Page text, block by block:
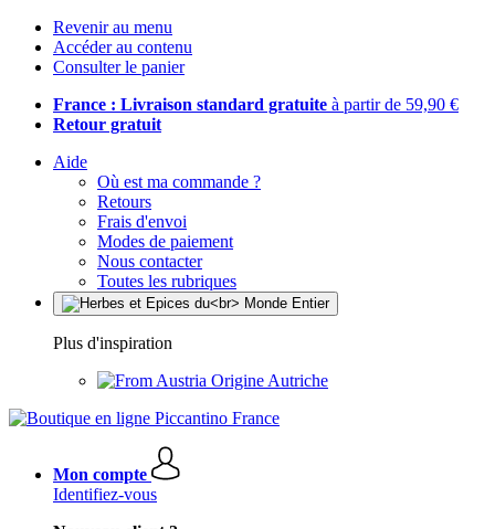
Revenir au menu
Accéder au contenu
Consulter le panier
France : Livraison standard gratuite à partir de 59,90 €
Retour gratuit
Aide
Où est ma commande ?
Retours
Frais d'envoi
Modes de paiement
Nous contacter
Toutes les rubriques
Plus d'inspiration
Origine Autriche
Mon compte
Identifiez-vous